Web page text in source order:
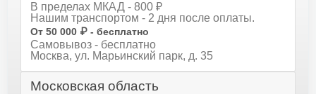
В пределах МКАД - 800 ₽
Нашим транспортом - 2 дня после оплаты.
От 50 000 ₽ - бесплатно
Самовывоз - бесплатно
Москва, ул. Марьинский парк, д. 35
Московская область